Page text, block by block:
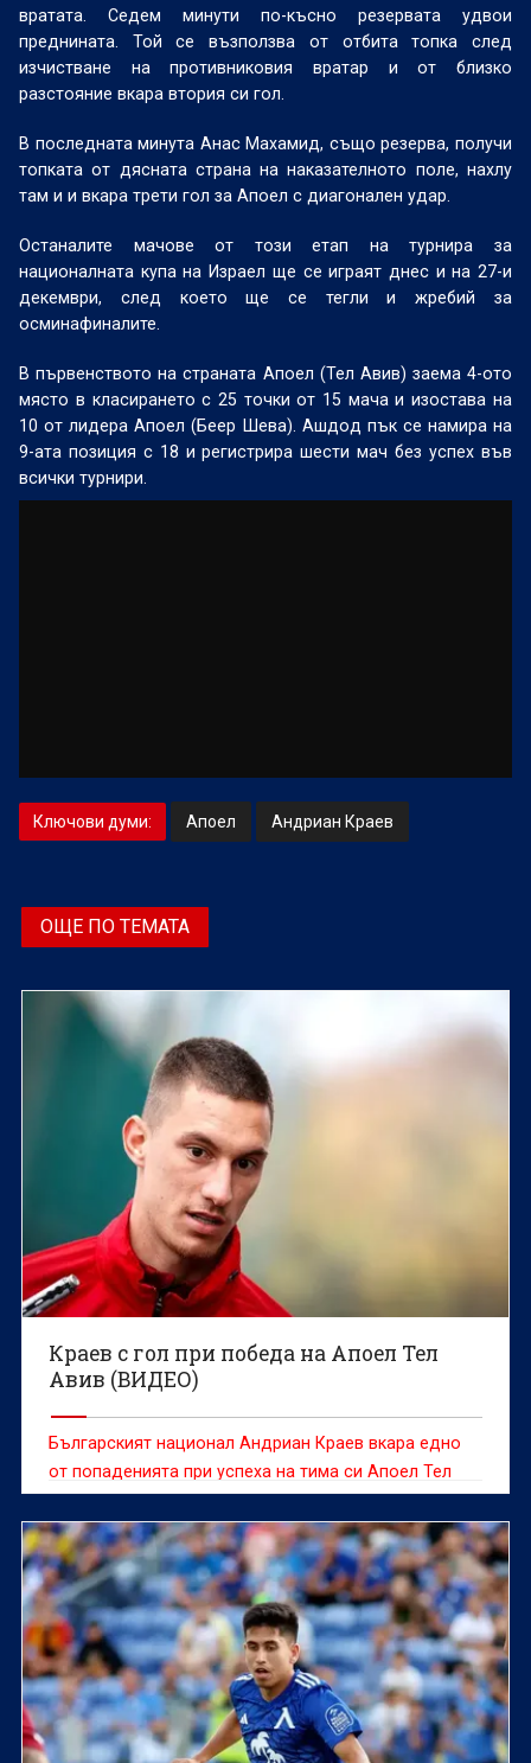
вратата. Седем минути по-късно резервата удвои
преднината. Той се възползва от отбита топка след
изчистване на противниковия вратар и от близко
разстояние вкара втория си гол.
В последната минута Анас Махамид, също резерва, получи
топката от дясната страна на наказателното поле, нахлу
там и и вкара трети гол за Апоел с диагонален удар.
Останалите мачове от този етап на турнира за
националната купа на Израел ще се играят днес и на 27-и
декември, след което ще се тегли и жребий за
осминафиналите.
В първенството на страната Апоел (Тел Авив) заема 4-ото
място в класирането с 25 точки от 15 мача и изостава на
10 от лидера Апоел (Беер Шева). Ашдод пък се намира на
9-ата позиция с 18 и регистрира шести мач без успех във
всички турнири.
Ключови думи: Апоел Андриан Краев
ОЩЕ ПО ТЕМАТА
Краев с гол при победа на Апоел Тел
Авив (ВИДЕО)
Българският национал Андриан Краев вкара едно
от попаденията при успеха на тима си Апоел Тел
Авив над Апоел Петах Тиква с 4:0 в 13-ия кръг на
израелското елитно първенство.